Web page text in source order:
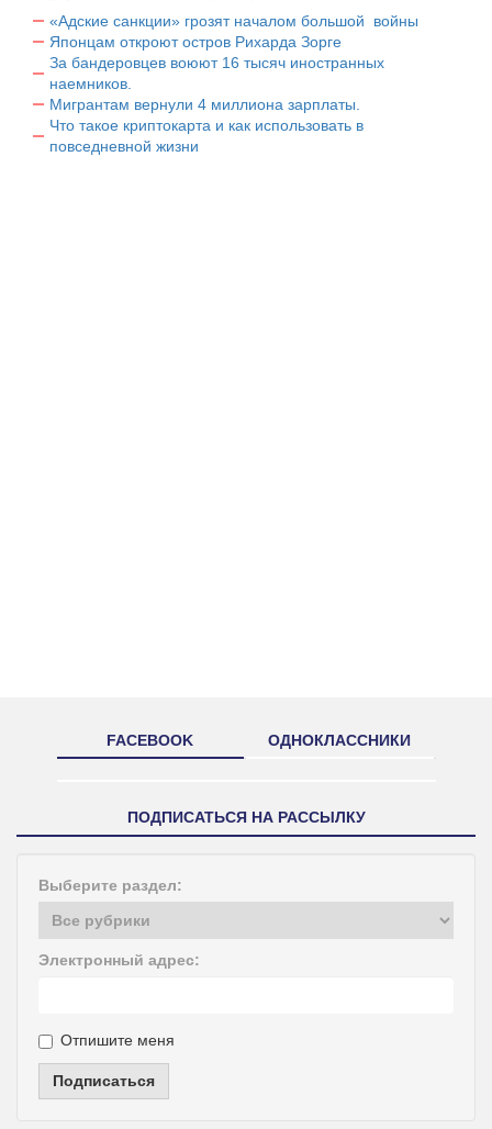
«Адские санкции» грозят началом большой войны
Японцам откроют остров Рихарда Зорге
За бандеровцев воюют 16 тысяч иностранных
наемников.
Мигрантам вернули 4 миллиона зарплаты.
Что такое криптокарта и как использовать в
повседневной жизни
FACEBOOK ОДНОКЛАССНИКИ
ПОДПИСАТЬСЯ НА РАССЫЛКУ
Выберите раздел:
Электронный адрес:
Отпишите меня
Подписаться